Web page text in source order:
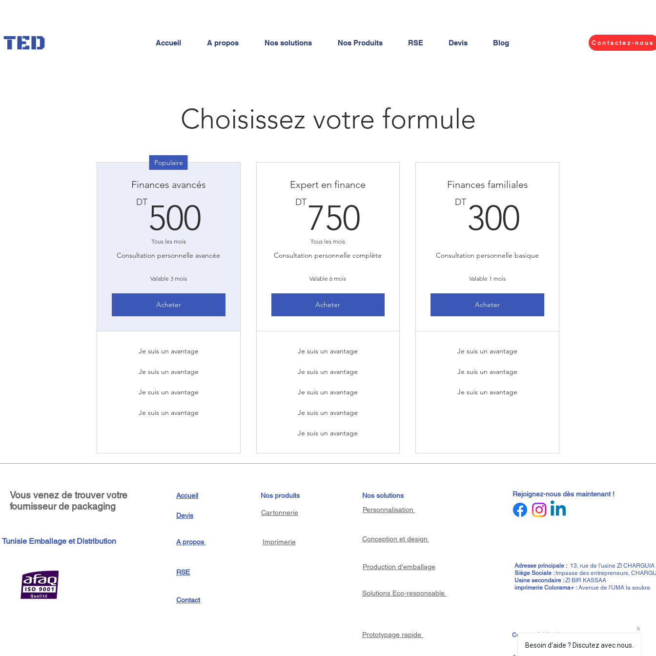
Accueil A propos Nos solutions Nos Produits RSE Devis Blog Contactez-nous
Choisissez votre formule
Populaire
Finances avancés
DT 500 500DT
Tous les mois
Consultation personnelle avancée
Valable 3 mois
Acheter
Je suis un avantage
Je suis un avantage
Je suis un avantage
Je suis un avantage
Expert en finance
DT750 750DT
Tous les mois
Consultation personnelle complète
Valable 6 mois
Acheter
Je suis un avantage
Je suis un avantage
Je suis un avantage
Je suis un avantage
Je suis un avantage
Finances familiales
DT 300
Consultation personnelle basique
Valable 1 mois
Acheter
Je suis un avantage
Je suis un avantage
Je suis un avantage
Vous venez de trouver votre
fournisseur de packaging
Nos produits
Accueil Nos solutions
Cartonnerie
Devis
Personnalisation
Imprimerie
A propos Conception et design
Tunisie Emballage et Distribution
RSE
Contact
Production d'emballage
Solutions Eco-responsable
Prototypage rapide
Rejoignez-nous dès maintenant !
Adresse principale : 13, rue de l'usine ZI CHARGUIA
Siège Sociale : Impasse des entrepreneurs,
Usine secondaire :ZI BIR KASSAA
imprimerie Colorama+ : Avenue de l'UMA la soukra
Commercial@ted.com.tn
Besoin d'aide ? Discutez avec nous.